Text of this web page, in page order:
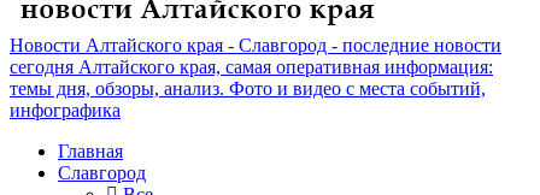
Новости Алтайского края - Славгород - последние новости
сегодня Алтайского края, самая оперативная информация:
темы дня, обзоры, анализ. Фото и видео с места событий,
инфографика
Главная
Славгород